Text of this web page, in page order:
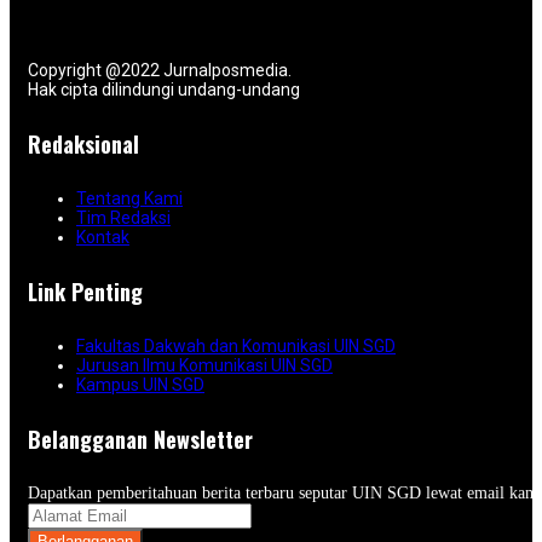
Copyright @2022 Jurnalposmedia.
Hak cipta dilindungi undang-undang
Redaksional
Tentang Kami
Tim Redaksi
Kontak
Link Penting
Fakultas Dakwah dan Komunikasi UIN SGD
Jurusan Ilmu Komunikasi UIN SGD
Kampus UIN SGD
Belangganan Newsletter
Dapatkan pemberitahuan berita terbaru seputar UIN SGD lewat email